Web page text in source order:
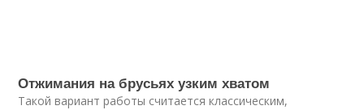
Отжимания на брусьях узким хватом
Такой вариант работы считается классическим,